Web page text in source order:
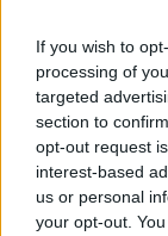
If you wish to
processing of
targeted
section to
opt-out request
interest-based
us or personal
your opt-out.
Na stronie
bramek, kartki,
spotkania. To
lokalnej piłki
pracujemy nad tym
Wynik meczu
Po zakończeniu
spotkania, a także